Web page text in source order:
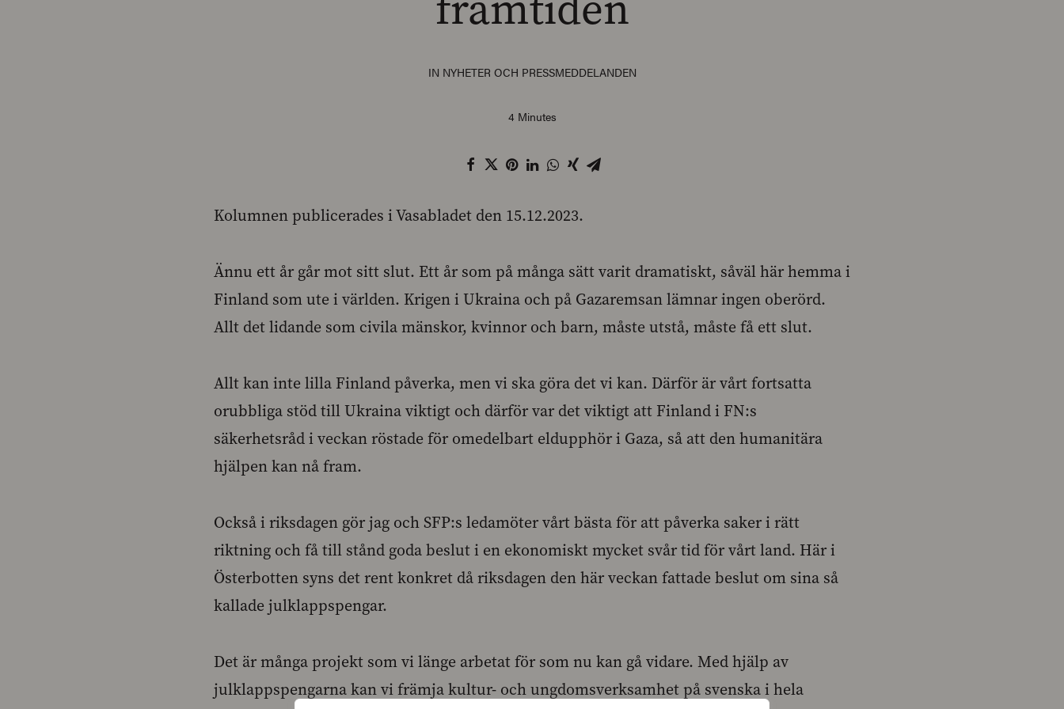
IN NYHETER OCH PRESSMEDDELANDEN
4 Minutes
Kolumnen publicerades i Vasabladet den 15.12.2023.
Ännu ett år går mot sitt slut. Ett år som på många sätt varit dramatiskt, såväl här hemma i
Finland som ute i världen. Krigen i Ukraina och på Gazaremsan lämnar ingen oberörd.
Allt det lidande som civila mänskor, kvinnor och barn, måste utstå, måste få ett slut.
Allt kan inte lilla Finland påverka, men vi ska göra det vi kan. Därför är vårt fortsatta
orubbliga stöd till Ukraina viktigt och därför var det viktigt att Finland i FN:s
säkerhetsråd i veckan röstade för omedelbart eldupphör i Gaza, så att den humanitära
hjälpen kan nå fram.
Också i riksdagen gör jag och SFP:s ledamöter vårt bästa för att påverka saker i rätt
riktning och få till stånd goda beslut i en ekonomiskt mycket svår tid för vårt land. Här i
Österbotten syns det rent konkret då riksdagen den här veckan fattade beslut om sina så
kallade julklappspengar.
Det är många projekt som vi länge arbetat för som nu kan gå vidare. Med hjälp av
julklappspengarna kan vi främja kultur- och ungdomsverksamhet på svenska i hela